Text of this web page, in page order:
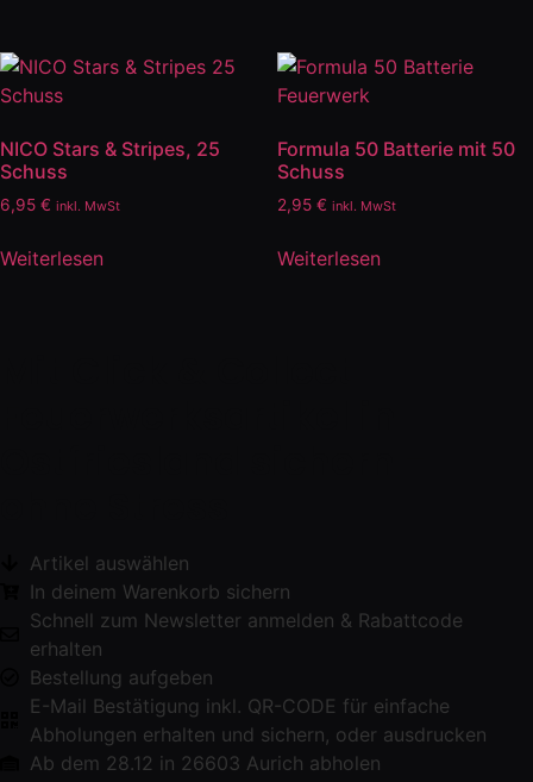
NICO Stars & Stripes, 25
Schuss
6,95 € inkl. MwSt
Weiterlesen
Formula 50 Batterie mit 50
Schuss
2,95 € inkl. MwSt
Weiterlesen
Artikel auswählen
In deinem Warenkorb sichern
Schnell zum Newsletter anmelden & Rabattcode
erhalten
Bestellung aufgeben
E-Mail Bestätigung inkl. QR-CODE für einfache
Abholungen erhalten und sichern, oder ausdrucken
Ab dem 28.12 in 26603 Aurich abholen